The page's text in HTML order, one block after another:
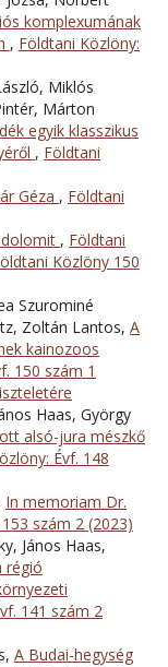
komplexumának
, Földtani Közlöny:
Miklós
Márton
egyik klasszikus
, Földtani
Géza , Földtani
, Földtani
Közlöny 150
Szurominé
Zoltán Lantos, A
kainozoos
150 szám 1
Haas, György
alsó-jura mészkő
Évf. 148
In memoriam Dr.
szám 2 (2023)
János Haas,
régió
141 szám 2
A Budai-hegység